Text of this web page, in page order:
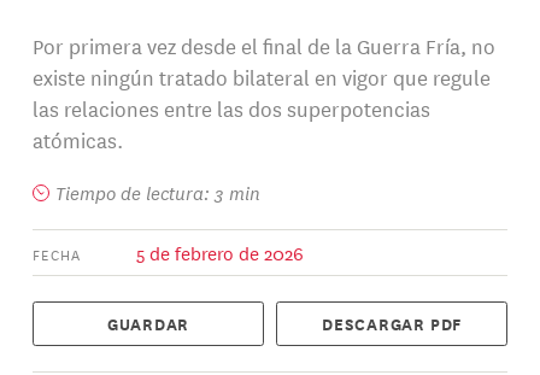
Por primera vez desde el final de la Guerra Fría, no
existe ningún tratado bilateral en vigor que regule
las relaciones entre las dos superpotencias
atómicas.
Tiempo de lectura: 3 min
FECHA 5 de febrero de 2026
GUARDAR DESCARGAR PDF